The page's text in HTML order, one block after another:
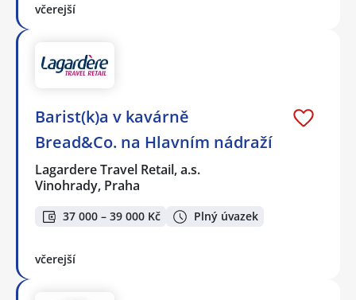
včerejší
Barist(k)a v kavárně
Bread&Co. na Hlavním nádraží
Lagardere Travel Retail, a.s.
Vinohrady, Praha
37 000 – 39 000 Kč Plný úvazek
včerejší